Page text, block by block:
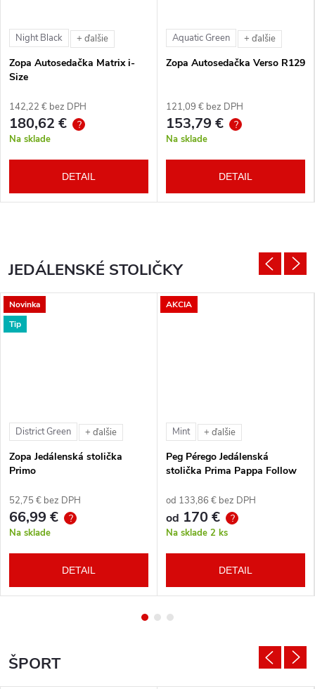
Night Black + ďalšie
Zopa Autosedačka Matrix i-
Size
142,22 € bez DPH
180,62 € ?
Na sklade
DETAIL
Aquatic Green + ďalšie
Zopa Autosedačka Verso R129
121,09 € bez DPH
153,79 € ?
Na sklade
DETAIL
JEDÁLENSKÉ STOLIČKY
Novinka
Tip
District Green + ďalšie
Zopa Jedálenská stolička
Primo
52,75 € bez DPH
66,99 € ?
Na sklade
DETAIL
AKCIA
Mint + ďalšie
Peg Pérego Jedálenská
stolička Prima Pappa Follow
od 133,86 € bez DPH
od 170 € ?
Na sklade 2 ks
DETAIL
ŠPORT